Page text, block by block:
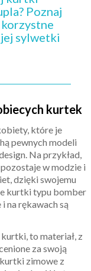
Poznaj
sylwetki
kurtek
które je
pewnych modeli
Na przykład,
w modzie i
dzięki swojemu
kurtki typu bomber
na rękawach są
to materiał, z
za swoją
zimowe z